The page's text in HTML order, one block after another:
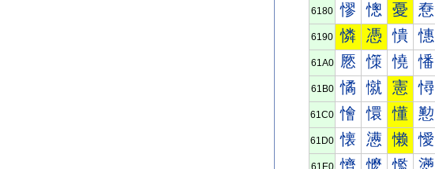
6180 憀 憁 憂 憃
6190 憐 憑 憒 憓
61A0 憠 憡 憢 憣
61B0 憰 憱 憲 憳
61C0 懀 懁 懂 懃
61D0 懐 懑 懒 懓
61E0 懠 懡 懢 懣